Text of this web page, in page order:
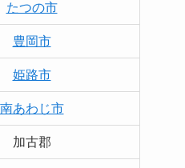
たつの市
豊岡市
姫路市
南あわじ市
加古郡